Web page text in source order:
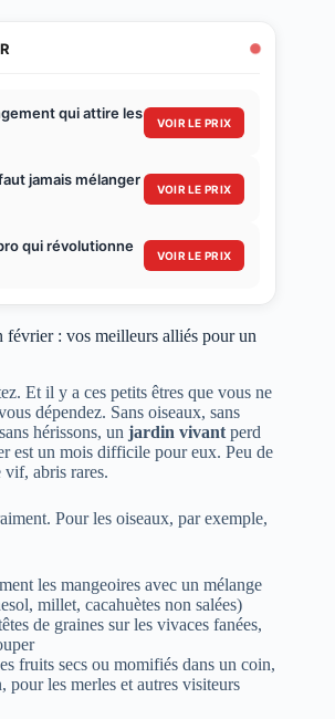
qui attire les
VOIR LE PRIX
jamais mélanger
VOIR LE PRIX
qui révolutionne
VOIR LE PRIX
février : vos meilleurs alliés pour un
Et il y a ces petits êtres que vous ne
dépendez. Sans oiseaux, sans
hérissons, un jardin vivant perd
est un mois difficile pour eux. Peu de
abris rares.
Pour les oiseaux, par exemple,
les mangeoires avec un mélange
millet, cacahuètes non salées)
de graines sur les vivaces fanées,
fruits secs ou momifiés dans un coin,
pour les merles et autres visiteurs